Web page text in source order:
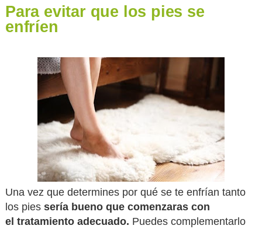
Para evitar que los pies se
enfríen
Una vez que determines por qué se te enfrían tanto
los piessería bueno que comenzaras con
el tratamiento adecuado. Puedes complementarlo